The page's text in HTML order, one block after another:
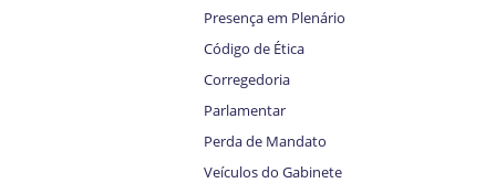
Presença em Plenário
Código de Ética
Corregedoria
Parlamentar
Perda de Mandato
Veículos do Gabinete